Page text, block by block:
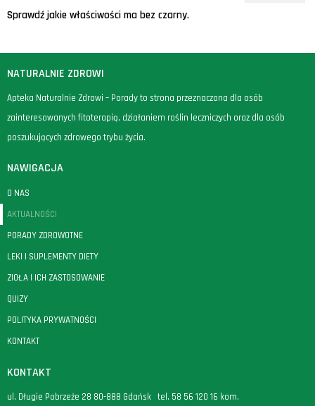
Sprawdź jakie właściwości ma bez czarny.
NATURALNIE ZDROWI
Apteka Naturalnie Zdrowi – Porady to strona przeznaczona dla osób
zainteresowanych fitoterapią, działaniem roślin leczniczych oraz dla osób
poszukujących zdrowego trybu życia.
NAWIGACJA
O NAS
AKTUALNOŚCI
PORADY ZDROWOTNE
LEKI I SUPLEMENTY DIETY
ZIOŁA I ICH ZASTOSOWANIE
QUIZY
POLITYKA PRYWATNOŚCI
KONTAKT
KONTAKT
ul. Długie Pobrzeże 28 80-888 Gdańsk tel. 58 56 120 16 kom.